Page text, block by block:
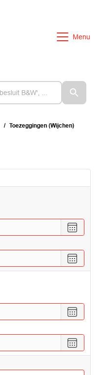
Menu
Toezeggingen (Wijchen)
een
vanaf
een
met
een
vanaf
een
tot